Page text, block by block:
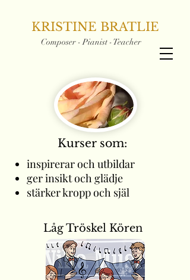
KRISTINE BRATLIE
Composer - Pianist - Teacher
Kurser som:
inspireraroch utbildar
ger insikt och glädje
stärker kropp och själ
Låg Tröskel Kören